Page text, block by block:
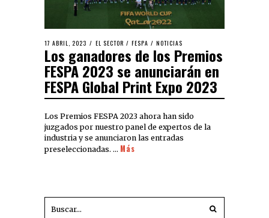
17 ABRIL, 2023 EL SECTOR / FESPA / NOTICIAS
Los ganadores de los Premios
FESPA 2023 se anunciarán en
FESPA Global Print Expo 2023
Los Premios FESPA 2023 ahora han sido
juzgados por nuestro panel de expertos de la
industria y se anunciaron las entradas
preseleccionadas. … Más